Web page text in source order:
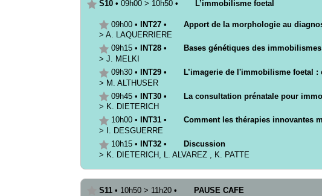
S10 • 09h00 > 10h50 • L’immobilisme foetal
09h00 • INT27 •
Apport de la morphologie au
> A. LAQUERRIERE
09h15 • INT28 •
Bases génétiques des
> J. MELKI
09h30 • INT29 •
L’imagerie de l'immobilisme foetal :
> M. ALTHUSER
09h45 • INT30 •
La consultation prénatale pour
> K. DIETERICH
10h00 • INT31 •
Comment les thérapies innovantes
>
DESGUERRE
10h15 • INT32 •
Discussion
> K. DIETERICH L. ALVAREZ K. PATTE
S11 • 10h50 > 11h20 • PAUSE CAFE